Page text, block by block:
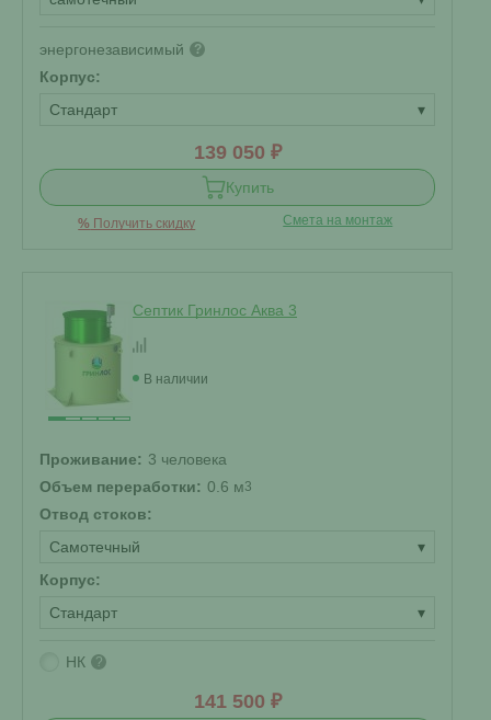
энергонезависимый ?
Корпус:
Стандарт
▾
139 050 ₽
Купить
% Получить скидку Смета на монтаж
Септик Гринлос Аква 3
В наличии
Проживание: 3 человека
Объем переработки: 0.6 м3
Отвод стоков:
Самотечный
▾
Корпус:
Стандарт
▾
НК ?
141 500 ₽